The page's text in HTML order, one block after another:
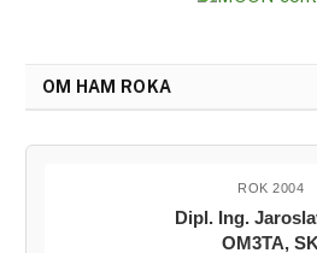
OM HAM ROKA
ROK 2004
Dipl. Ing.
OM3TA,